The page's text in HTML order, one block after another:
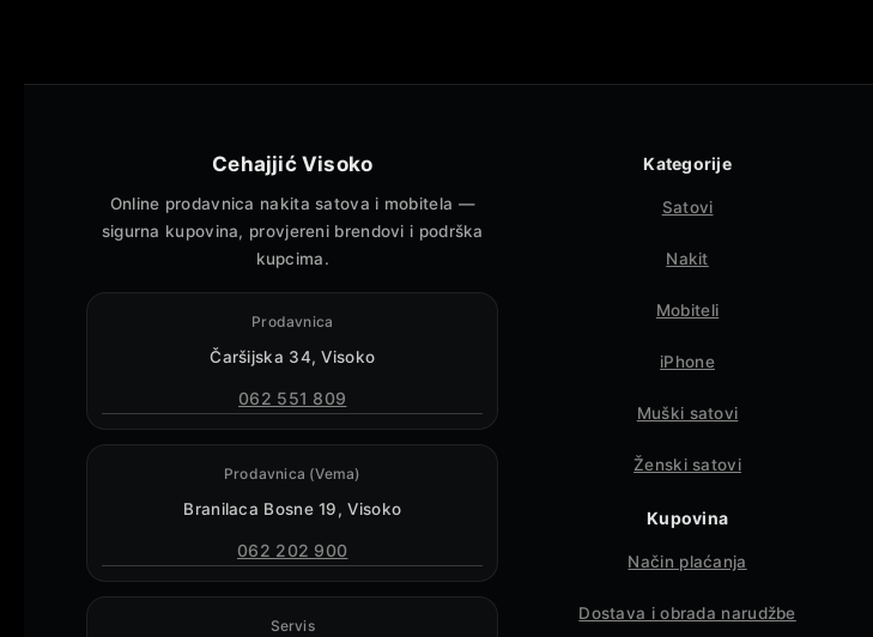
Cehajjić Visoko
Online prodavnica nakita satova i mobitela —
sigurna kupovina, provjereni brendovi i podrška
kupcima.
Prodavnica
Čaršijska 34, Visoko
062 551 809
Prodavnica (Vema)
Branilaca Bosne 19, Visoko
062 202 900
Servis
Kategorije
Satovi
Nakit
Mobiteli
iPhone
Muški satovi
Ženski satovi
Kupovina
Način plaćanja
Dostava i obrada narudžbe